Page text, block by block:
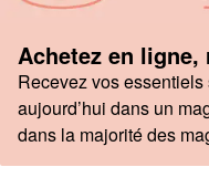
Achetez en ligne,
Recevez vos
aujourd’hui dans un
dans la majorité des